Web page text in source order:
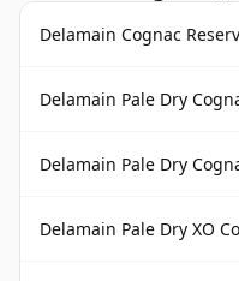
Delamain Cognac
Delamain Pale Dry
Delamain Pale Dry
Delamain Pale Dry XO